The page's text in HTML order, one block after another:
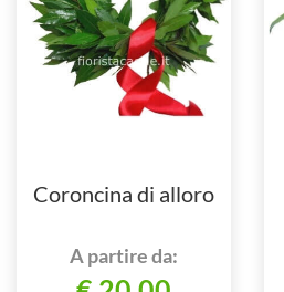
Coroncina di alloro
A partire da: